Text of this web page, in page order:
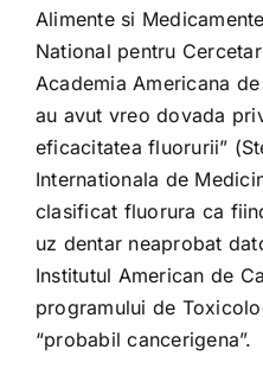
Alimente si
National pentru
Academia Americana
au avut vreo dovada
eficacitatea fluorurii”
Internationala de
clasificat fluorura ca
uz dentar neaprobat
Institutul American de
programului de
“probabil cancerigena”.